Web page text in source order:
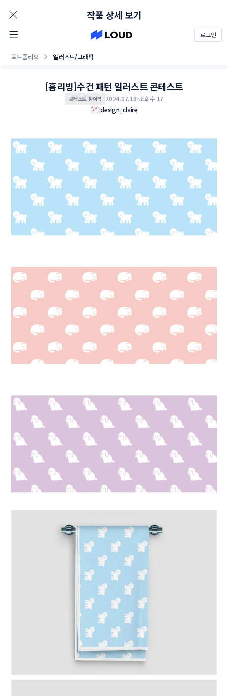
로그인
포트폴리오 일러스트/그래픽
작품 상세 보기
[홈리빙]수건 패턴 일러스트 콘테스트
콘테스트 참여작 2024.07.18 조회수 17
design_claire